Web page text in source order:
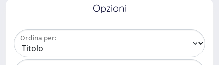
Opzioni
Ordina per: